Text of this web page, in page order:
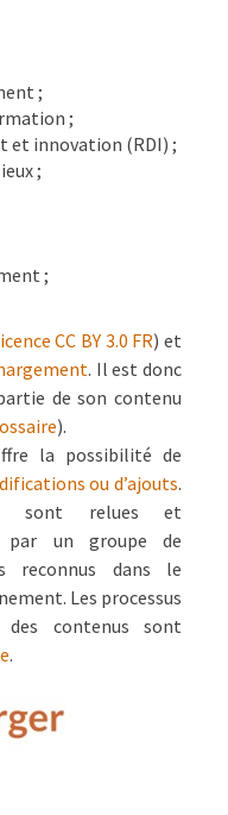
;
;
et innovation (RDI) ;
;
;
CC BY 3.0 FR) et
. Il est donc
de son contenu
).
la possibilité de
ou d’ajouts.
sont relues et
par un groupe de
reconnus dans le
Les processus
contenus sont
.